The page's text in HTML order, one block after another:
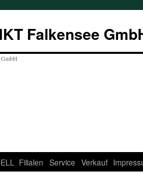
Falkensee
Filialen Service Verkauf